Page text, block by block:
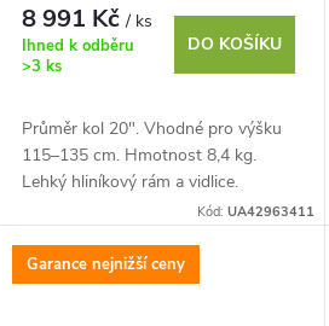
8 991 Kč/ ks
Ihned k odběru
>3 ks
DO KOŠÍKU
Průměr kol 20". Vhodné pro výšku
115–135 cm. Hmotnost 8,4 kg.
Lehký hliníkový rám a vidlice.
Kombo řídítka v průměru 22 mm.
Kód: UA42963411
Garance nejnižší ceny